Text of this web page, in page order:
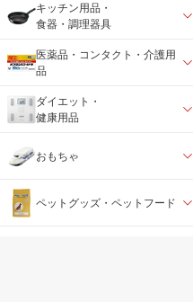
キッチン用品・
食器・調理器具
医薬品・コンタクト・介護用
品
ダイエット・
健康用品
おもちゃ
ペットグッズ・ペットフード